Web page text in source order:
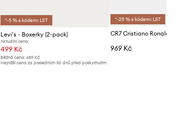
*-5 % s kódem: LST
Levi's - Boxerky (2-pack)
Aktuální cena:
499 Kč
Běžná cena:689 Kč
Nejnižší cena za posledních 30 dnů před poskytnutím
*-25 % s kódem: LST
969 Kč